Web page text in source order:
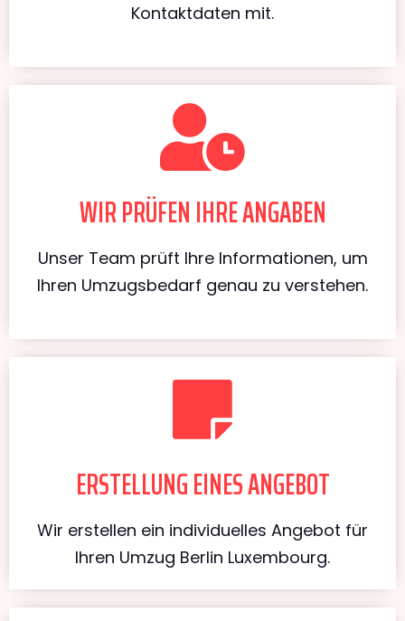
Kontaktdaten mit.
WIR PRÜFEN IHRE ANGABEN
Unser Team prüft Ihre Informationen, um
Ihren Umzugsbedarf genau zu verstehen.
ERSTELLUNG EINES ANGEBOT
Wir erstellen ein individuelles Angebot für
Ihren Umzug Berlin Luxembourg.